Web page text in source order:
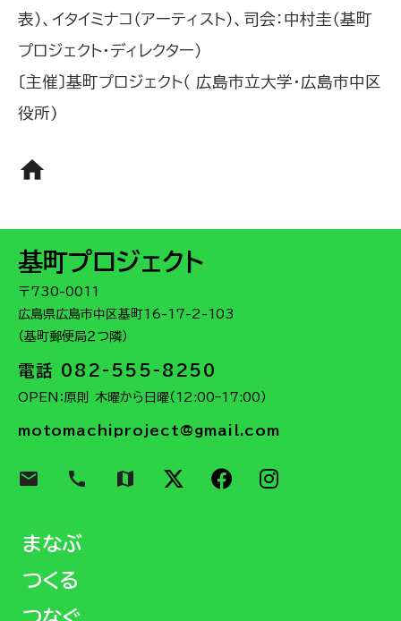
表）、イタイミナコ（アーティスト）、司会：中村圭（基町
プロジェクト・ディレクター）
〔主催〕基町プロジェクト（ 広島市立大学・広島市中区
役所)
home
基町プロジェクト
〒730-0011
広島県広島市中区基町16-17-2-103
（基町郵便局２つ隣）
電話 082-555-8250
OPEN：原則 木曜から日曜（12:00–17:00）
motomachiproject@gmail.com
email call map
まなぶ
つくる